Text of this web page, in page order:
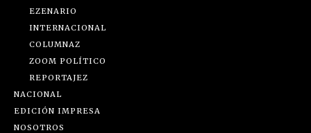
EZENARIO
INTERNACIONAL
COLUMNAZ
ZOOM POLÍTICO
REPORTAJEZ
NACIONAL
EDICIÓN IMPRESA
NOSOTROS